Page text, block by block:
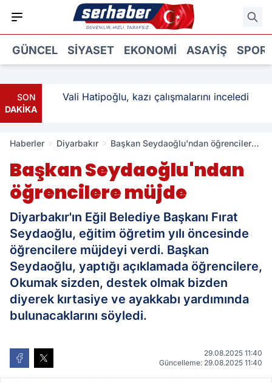
GÜNCEL SIYASET EKONOMI ASAYIŞ SPOR
SON
DAKİKA
Vali Hatipoğlu, kazı çalışmalarını inceledi
Haberler Diyarbakır
Başkan Seydaoğlu'ndan öğrencilere
Başkan Seydaoğlu'ndan
öğrencilere müjde
Diyarbakır'ın Eğil Belediye Başkanı Fırat
Seydaoğlu, eğitim öğretim yılı öncesinde
öğrencilere müjdeyi verdi. Başkan
Seydaoğlu, yaptığı açıklamada öğrencilere,
Okumak sizden, destek olmak bizden
diyerek kırtasiye ve ayakkabı yardımında
bulunacaklarını söyledi.
29.08.2025 11:40
Güncelleme: 29.08.2025 11:40